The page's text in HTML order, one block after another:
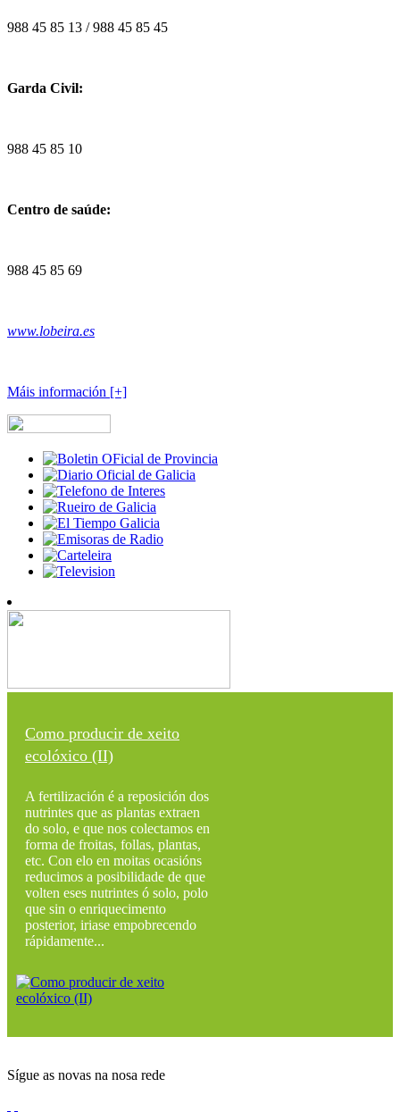
988 45 85 13 / 988 45 85 45
Garda Civil:
988 45 85 10
Centro de saúde:
988 45 85 69
www.lobeira.es
Máis información [+]
Como producir de xeito
ecolóxico (II)
A fertilización é a reposición dos
nutrintes que as plantas extraen
do solo, e que nos colectamos en
forma de froitas, follas, plantas,
etc. Con elo en moitas ocasións
reducimos a posibilidade de que
volten eses nutrintes ó solo, polo
que sin o enriquecimento
posterior, iriase empobrecendo
rápidamente...
Sígue as novas na nosa rede